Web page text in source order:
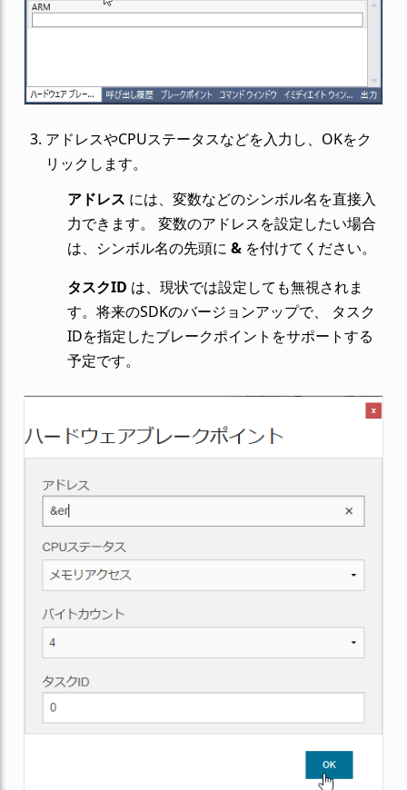
アドレスやCPUステータスなどを入力し、OKをク
リックします。
アドレス には、変数などのシンボル名を直接入
力できます。 変数のアドレスを設定したい場合
は、シンボル名の先頭に &を付けてください。
タスクID は、現状では設定しても無視されま
す。将来のSDKのバージョンアップで、 タスク
IDを指定したブレークポイントをサポートする
予定です。